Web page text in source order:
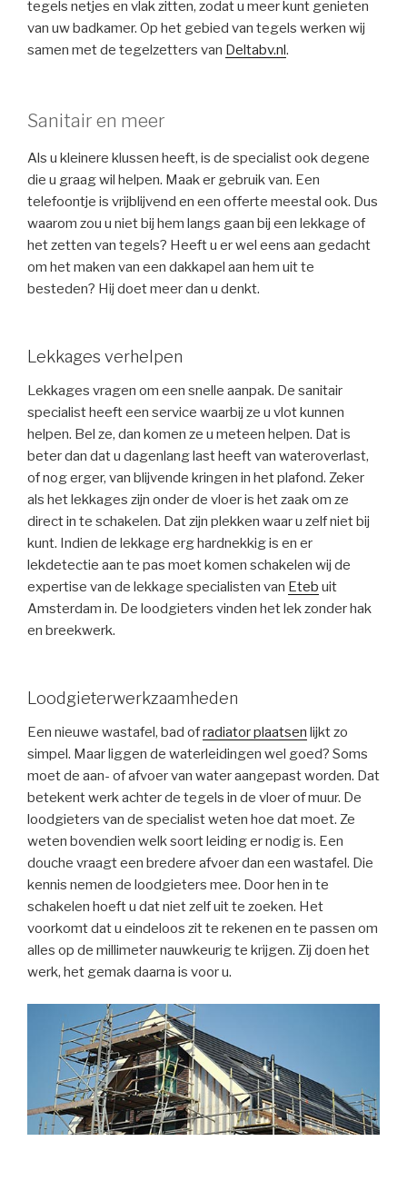
tegels netjes en vlak zitten, zodat u meer kunt genieten
van uw badkamer. Op het gebied van tegels werken wij
samen met de tegelzetters van Deltabv.nl.
Sanitair en meer
Als u kleinere klussen heeft, is de specialist ook degene
die u graag wil helpen. Maak er gebruik van. Een
telefoontje is vrijblijvend en een offerte meestal ook. Dus
waarom zou u niet bij hem langs gaan bij een lekkage of
het zetten van tegels? Heeft u er wel eens aan gedacht
om het maken van een dakkapel aan hem uit te
besteden? Hij doet meer dan u denkt.
Lekkages verhelpen
Lekkages vragen om een snelle aanpak. De sanitair
specialist heeft een service waarbij ze u vlot kunnen
helpen. Bel ze, dan komen ze u meteen helpen. Dat is
beter dan dat u dagenlang last heeft van wateroverlast,
of nog erger, van blijvende kringen in het plafond. Zeker
als het lekkages zijn onder de vloer is het zaak om ze
direct in te schakelen. Dat zijn plekken waar u zelf niet bij
kunt. Indien de lekkage erg hardnekkig is en er
lekdetectie aan te pas moet komen schakelen wij de
expertise van de lekkage specialisten van Eteb uit
Amsterdam in. De loodgieters vinden het lek zonder hak
en breekwerk.
Loodgieterwerkzaamheden
Een nieuwe wastafel, bad ofradiator plaatsen lijkt zo
simpel. Maar liggen de waterleidingen wel goed? Soms
moet de aan- of afvoer van water aangepast worden. Dat
betekent werk achter de tegels in de vloer of muur. De
loodgieters van de specialist weten hoe dat moet. Ze
weten bovendien welk soort leiding er nodig is. Een
douche vraagt een bredere afvoer dan een wastafel. Die
kennis nemen de loodgieters mee. Door hen in te
schakelen hoeft u dat niet zelf uit te zoeken. Het
voorkomt dat u eindeloos zit te rekenen en te passen om
alles op de millimeter nauwkeurig te krijgen. Zij doen het
werk, het gemak daarna is voor u.